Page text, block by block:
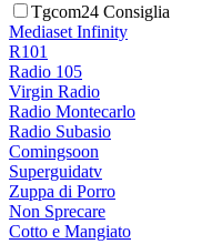
Tgcom24 Consiglia
Mediaset Infinity
R101
Radio 105
Virgin Radio
Radio Montecarlo
Radio Subasio
Comingsoon
Superguidatv
Zuppa di Porro
Non Sprecare
Cotto e Mangiato